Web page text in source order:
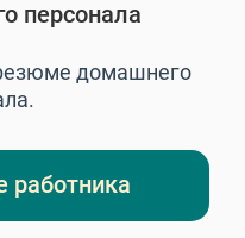
персонала
домашнего
работника